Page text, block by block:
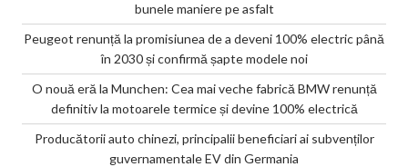
bunele maniere pe asfalt
Peugeot renunță la promisiunea de a deveni 100% electric până
în 2030 și confirmă șapte modele noi
O nouă eră la Munchen: Cea mai veche fabrică BMW renunță
definitiv la motoarele termice și devine 100% electrică
Producătorii auto chinezi, principalii beneficiari ai subvenților
guvernamentale EV din Germania